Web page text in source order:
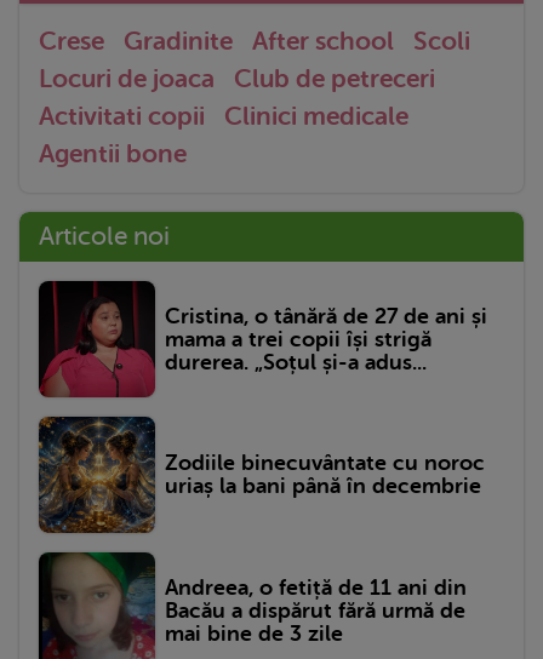
Crese Gradinite After school
Scoli
Locuri de joaca
Club de petreceri
Activitati copii
Clinici medicale
Agentii bone
Articole noi
Cristina, o tânără de 27 de ani și
mama a trei copii își strigă
durerea. „Soțul și-a adus...
Zodiile binecuvântate cu noroc
uriaș la bani până în decembrie
Andreea, o fetiță de 11 ani din
Bacău a dispărut fără urmă de
mai bine de 3 zile